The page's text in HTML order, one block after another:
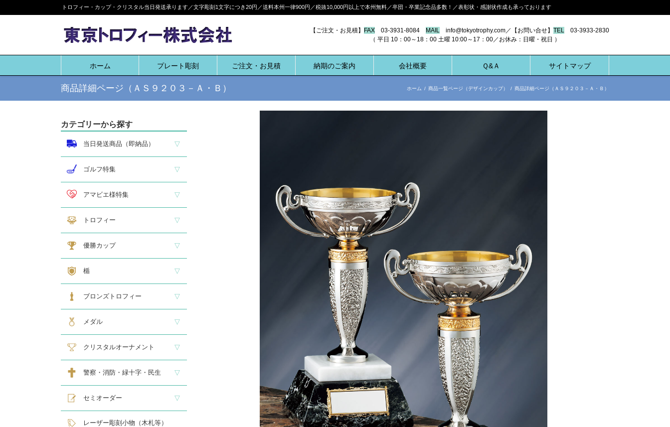
to
トロフィー・カップ・クリスタル当日発送承ります／文字彫刻1文字につき20円／送料本州一律900円／税抜10,000円以上で本州無料／卒団・卒業記念品多数！／表彰状・感謝状作成も承っております
【ご注文・お見積】 FAX 03-3931-8084 MAIL info@tokyotrophy.com／【お問い合せ】 TEL 03-3933-2830
（ 平日 10：00～18：00 土曜 10:00～17：00／お休み：日曜・祝日 ）
ホーム プレート彫刻 ご注文・お見積 納期のご案内 会社概要 Ｑ&Ａ サイトマップ
商品詳細ページ（ＡＳ９２０３－Ａ・Ｂ） ホーム / 商品一覧ページ（デザインカップ） / 商品詳細ページ（ＡＳ９２０３－Ａ・Ｂ）
カテゴリーから探す
当日発送商品（即納品）
即納品 トロフィー
即納品 優勝カップ
即納品 クリスタル
即納品 特価品
ゴルフ特集
ホールインワン
ゴルフ専用カップ
ゴルフ専用ブロンズ
ゴルフ専用クリスタル
アマビエ様特集
アマビエ木札
アマビエボールチェーンキーホルダー
アマビエトロフィー
トロフィー
大型トロフィー
中型トロフィー１
中型トロフィー２
小型トロフィー
メダル交換式トロフィー
ペナント優勝カップ
大型・高級カップ
レリーフ交換式カップ
スタンダードカップ
デザインカップ
ゴルフ専用カップ
オニックスカップ
ガラスカップ
カラーカップ
ゴールドカップ
プラスチックカップ
ペナント
楯
スタンダード楯１
スタンダード楯２
スタンダード楯３
ゴルフ・野球・サッカー
その他スポーツ、文化系専用楯
メダル・レリーフ交換式楯
ハローキティ楯
ブロンズトロフィー
スタンダードブロンズ
各種専用ブロンズ
ゴルフ専用ブロンズ
メダル・レリーフ交換式ブロンズ
ハローキティブロンズ
メダル
スタンダードメダル
大きなメダル(70mmφ～)
レリーフ式勲章型メダル
オリジナルメダル
メダルケース
クリスタルオーナメント
スタンダードクリスタル１
スタンダードクリスタル２
ゴルフ専用クリスタル
警察・消防・緑十字・民生
レリーフ交換式各種
民生・緑十字専用楯
自衛隊専用
警察消防関連メダル
セミオーダー
サンドブラスト
レーザー彫刻楯
フルカラーダイレクトプリント
インクジェットプリントエポ
オリジナル木札
レーザー彫刻小物（木札等）